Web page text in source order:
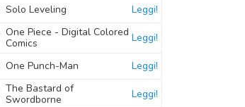
Solo Leveling Leggi!
One Piece - Digital Colored
Comics
Leggi!
One Punch-Man Leggi!
The Bastard of
Swordborne
Leggi!